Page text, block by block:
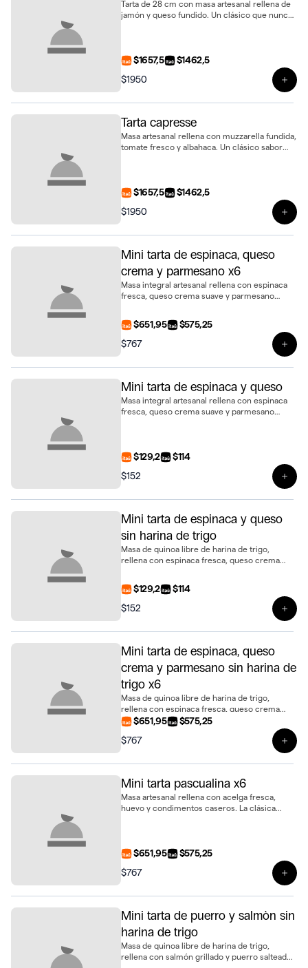
Tarta de 28 cm con masa artesanal rellena de
jamón y queso fundido. Un clásico que nunca
$1657,5
$1462,5
$1950
Ver
Tarta capresse
Masa artesanal rellena con muzzarella fundida,
tomate fresco y albahaca. Un clásico sabor
$1657,5
$1462,5
$1950
Ver
Mini tarta de espinaca, queso
crema y parmesano x6
Masa integral artesanal rellena con espinaca
fresca, queso crema suave y parmesano
formato mini, presentado en bandeja de 6
unidades
$651,95
$575,25
$767
Mini tarta de espinaca y queso
Masa integral artesanal rellena con espinaca
fresca, queso crema suave y parmesano
$129,2
$114
$152
Mini tarta de espinaca y queso
sin harina de trigo
Masa de quinoa libre de harina de trigo,
rellena con espinaca fresca, queso crema
distinta y deliciosa en formato mini tarta
$129,2
$114
$152
Mini tarta de espinaca, queso
crema y parmesano sin harina de
trigo x6
Masa de quinoa libre de harina de trigo,
rellena con espinaca fresca, queso crema
suave y parmesano gratinado. Una opción
presentado en bandeja de 6 unidades
$651,95
$575,25
$767
Mini tarta pascualina x6
Masa artesanal rellena con acelga fresca,
huevo y condimentos caseros. La clásica
$651,95
$575,25
$767
Mini tarta de puerro y salmòn sin
harina de trigo
Masa de quinoa libre de harina de trigo,
rellena con salmón grillado y puerro salteado.